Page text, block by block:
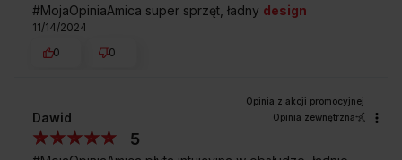
#MojaOpiniaAmica super sprzęt, ładny design
11/14/2024
0
0
Dawid Opinia zewnętrzna
5